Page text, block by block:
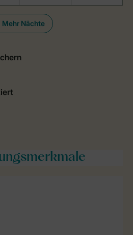
Mehr Nächte